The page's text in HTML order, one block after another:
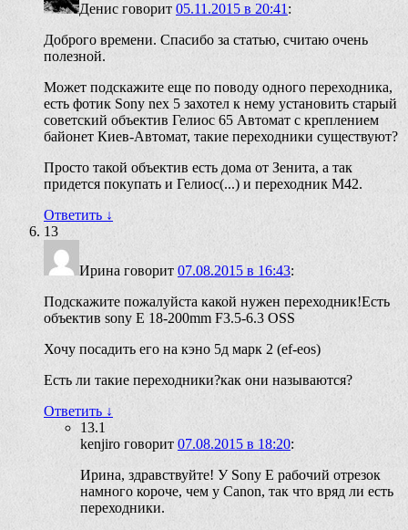
Денис говорит 05.11.2015 в 20:41 :
Доброго времени. Спасибо за статью, считаю очень
полезной.
Может подскажите еще по поводу одного переходника,
есть фотик Sony nex 5 захотел к нему установить старый
советский объектив Гелиос 65 Автомат с креплением
байонет Киев-Автомат, такие переходники существуют?
Просто такой объектив есть дома от Зенита, а так
придется покупать и Гелиос(...) и переходник М42.
Ответить ↓
13
Ирина говорит 07.08.2015 в 16:43:
Подскажите пожалуйста какой нужен переходник!Есть
объектив sony E 18-200mm F3.5-6.3 OSS
Хочу посадить его на кэно 5д марк 2 (ef-eos)
Есть ли такие переходники?как они называются?
Ответить ↓
13.1
kenjiro говорит 07.08.2015 в 18:20:
Ирина, здравствуйте! У Sony E рабочий отрезок
намного короче, чем у Canon, так что вряд ли есть
переходники.